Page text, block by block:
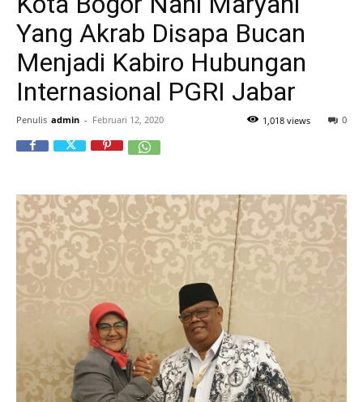
Yang Akrab Disapa Bucan
Menjadi Kabiro Hubungan
Internasional PGRI Jabar
Penulis admin - Februari 12, 2020 0
1,018 views